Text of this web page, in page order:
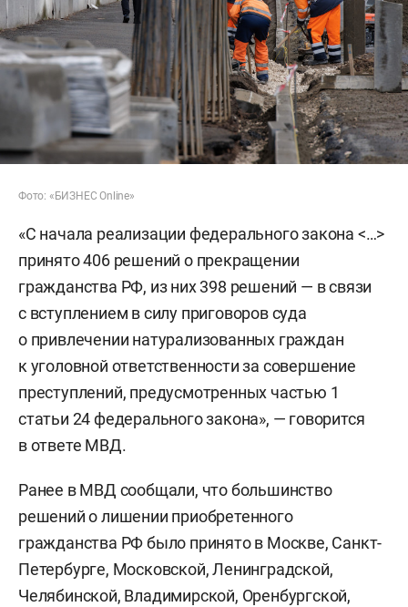
Фото: «БИЗНЕС Online»
«С начала реализации федерального закона <…>
принято 406 решений о прекращении
гражданства РФ, из них 398 решений — в связи
с вступлением в силу приговоров суда
о привлечении натурализованных граждан
к уголовной ответственности за совершение
преступлений, предусмотренных частью 1
статьи 24 федерального закона», — говорится
в ответе МВД.
Ранее в МВД сообщали, что большинство
решений о лишении приобретенного
гражданства РФ было принято в Москве, Санкт-
Петербурге, Московской, Ленинградской,
Челябинской, Владимирской, Оренбургской,